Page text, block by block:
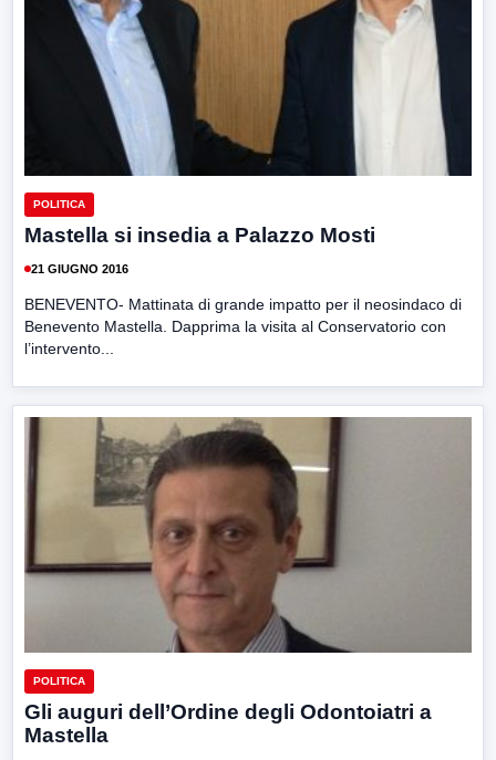
POLITICA
Mastella si insedia a Palazzo Mosti
21 GIUGNO 2016
BENEVENTO- Mattinata di grande impatto per il neosindaco di
Benevento Mastella. Dapprima la visita al Conservatorio con
l’intervento...
POLITICA
Gli auguri dell’Ordine degli Odontoiatri a
Mastella